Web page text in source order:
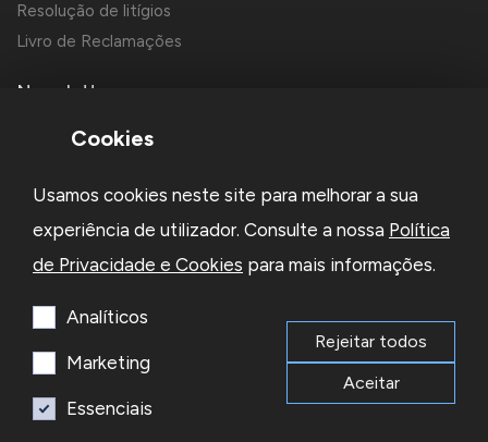
Resolução de litígios
Livro de Reclamações
Newsletter
Li e aceito aPolítica de Privacidadee os Termos e Condições
Subscrever
Cookies
Usamos cookies neste site para melhorar a sua
experiência de utilizador. Consulte a nossa Política
de Privacidade e Cookies para mais informações.
Analíticos
Marketing
Essenciais
Rejeitar todos
Aceitar